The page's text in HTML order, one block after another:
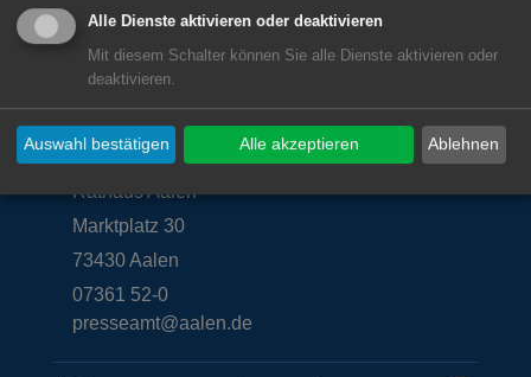
Unsere Anschrift
Rathaus Aalen
Marktplatz 30
73430Aalen
07361 52-0
presseamt@aalen.de
Alle Dienste aktivieren oder deaktivieren
Mit diesem Schalter können Sie alle Dienste aktivieren oder
deaktivieren.
Ablehnen
Auswahl bestätigen Alle akzeptieren